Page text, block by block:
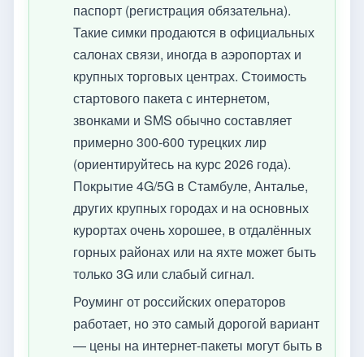
паспорт (регистрация обязательна).
Такие симки продаются в официальных
салонах связи, иногда в аэропортах и
крупных торговых центрах. Стоимость
стартового пакета с интернетом,
звонками и SMS обычно составляет
примерно 300-600 турецких лир
(ориентируйтесь на курс 2026 года).
Покрытие 4G/5G в Стамбуле, Анталье,
других крупных городах и на основных
курортах очень хорошее, в отдалённых
горных районах или на яхте может быть
только 3G или слабый сигнал.
Роуминг от российских операторов
работает, но это самый дорогой вариант
— цены на интернет-пакеты могут быть в